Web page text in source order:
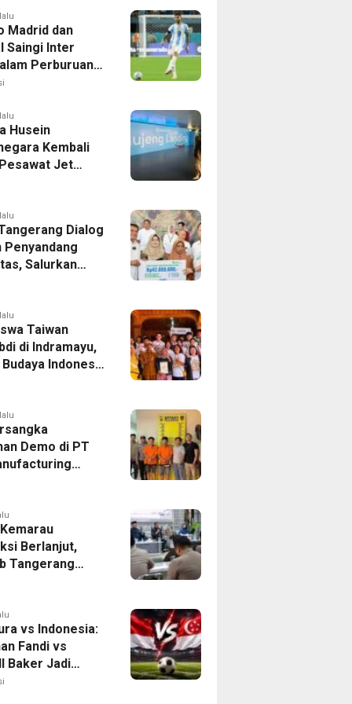
Madrid dan
Saingi Inter
Perburuan
Husein
Kembali
Jet
Agustus 2026,
Denpasar
Dialog
Penyandang
Salurkan
dan Tampung
Taiwan
di Indramayu,
Indonesia
Pekerja
Demo di PT
Ditahan, Polda
Pengelolaan
Berlanjut,
Tangerang
Langkah
vs Indonesia:
Fandi vs
Baker Jadi
di Piala AFF